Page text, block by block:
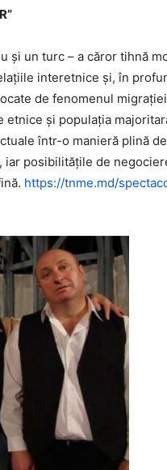
şi un turc – a căror tihnă
interetnice şi, în
de fenomenul
şi populaţia
într-o manieră plină
iar posibilităţile de
https://tnme.md/